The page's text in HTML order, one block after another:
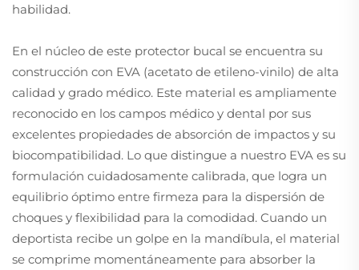
habilidad.
En el núcleo de este protector bucal se encuentra su
construcción con EVA (acetato de etileno-vinilo) de alta
calidad y grado médico. Este material es ampliamente
reconocido en los campos médico y dental por sus
excelentes propiedades de absorción de impactos y su
biocompatibilidad. Lo que distingue a nuestro EVA es su
formulación cuidadosamente calibrada, que logra un
equilibrio óptimo entre firmeza para la dispersión de
choques y flexibilidad para la comodidad. Cuando un
deportista recibe un golpe en la mandíbula, el material
se comprime momentáneamente para absorber la